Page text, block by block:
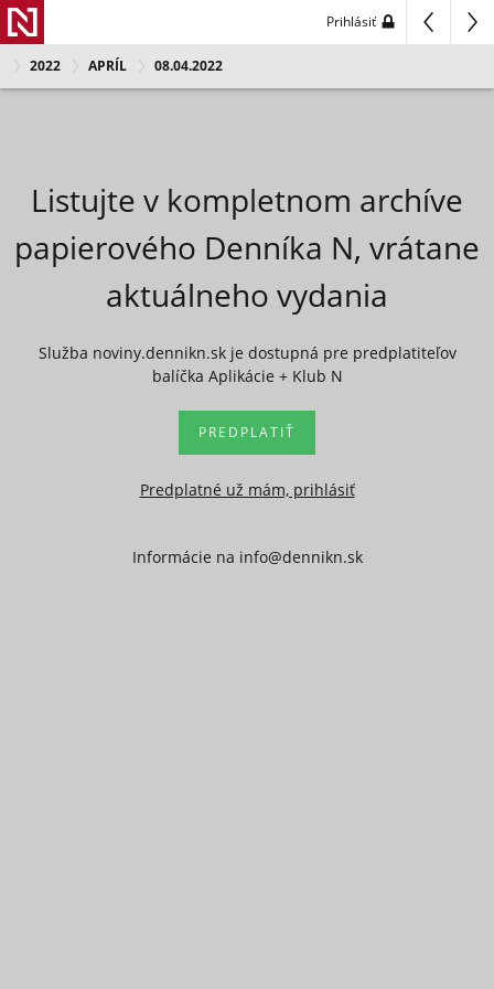
Prihlásiť
2022 APRÍL 08.04.2022
Listujte v kompletnom archíve
papierového Denníka N, vrátane
aktuálneho vydania
Služba noviny.dennikn.sk je dostupná pre predplatiteľov
balíčka Aplikácie + Klub N
PREDPLATIŤ
Predplatné už mám, prihlásiť
Informácie na info@dennikn.sk